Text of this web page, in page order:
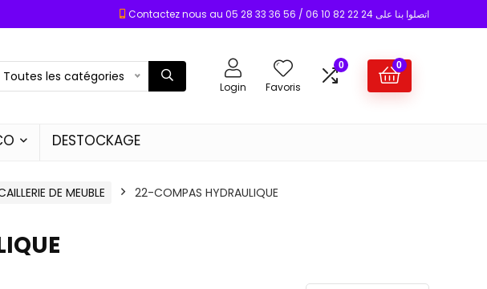
Contactez nous au 05 28 33 36 56 / 06 10 82 22 24 اتصلوا بنا على
Toutes les catégories
Login Favoris
0 0
DESTOCKAGE
DE MEUBLE 22-COMPAS HYDRAULIQUE